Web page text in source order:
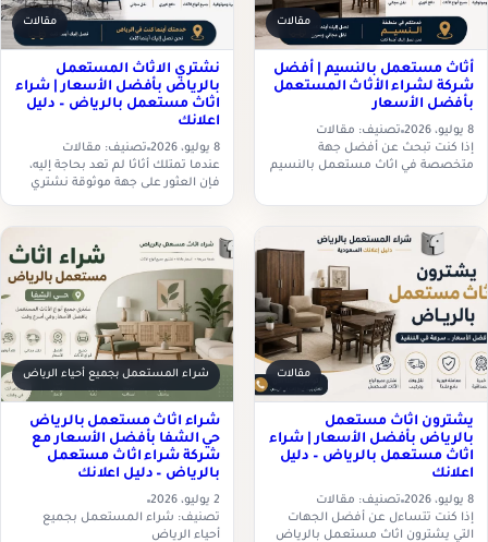
مقالات
أثاث مستعمل بالنسيم | أفضل
شركة لشراء الأثاث المستعمل
بأفضل الأسعار
8 يوليو، 2026
تصنيف: مقالات
إذا كنت تبحث عن أفضل جهة
متخصصة في اثاث مستعمل بالنسيم
مقالات
نشتري الاثاث المستعمل
بالرياض بأفضل الأسعار | شراء
اثاث مستعمل بالرياض – دليل
اعلانك
8 يوليو، 2026
تصنيف: مقالات
عندما تمتلك أثاثًا لم تعد بحاجة إليه،
فإن العثور على جهة موثوقة نشتري
مقالات
يشترون اثاث مستعمل
بالرياض بأفضل الأسعار | شراء
اثاث مستعمل بالرياض – دليل
اعلانك
8 يوليو، 2026
تصنيف: مقالات
إذا كنت تتساءل عن أفضل الجهات
التي يشترون اثاث مستعمل بالرياض
شراء المستعمل بجميع أحياء الرياض
شراء اثاث مستعمل بالرياض
حي الشفا بأفضل الأسعار مع
شركة شراء اثاث مستعمل
بالرياض – دليل اعلانك
2 يوليو، 2026
تصنيف: شراء المستعمل بجميع
أحياء الرياض